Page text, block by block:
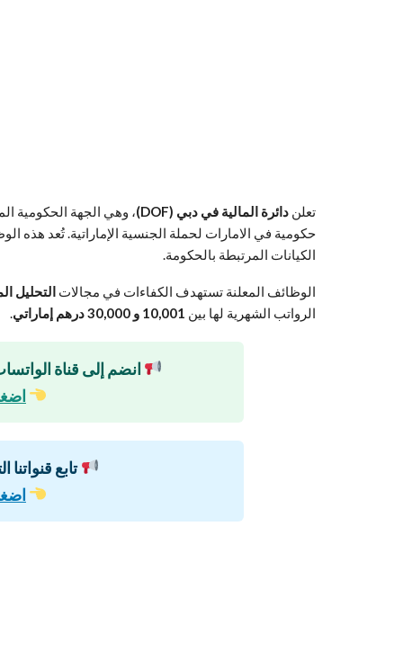
تعلن دائرة المالية في دبي (DOF)
، وهي الجهة الحكومية
حكومية في الامارات لحملة الجنسية الإماراتية. تُعد هذه
الكيانات المرتبطة بالحكومة.
الوظائف المعلنة تستهدف الكفاءات في مجالات التحليل
الرواتب الشهرية لها بين 10,001 و 30,000 درهم إماراتي
انضم إلى قناة
تابع